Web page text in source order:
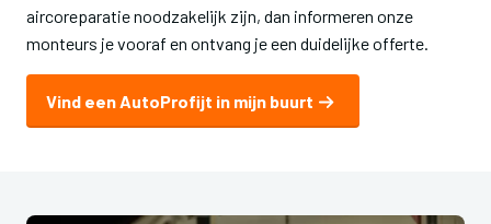
aircoreparatie noodzakelijk zijn, dan informeren onze
monteurs je vooraf en ontvang je een duidelijke offerte.
Vind een AutoProfijt in mijn buurt